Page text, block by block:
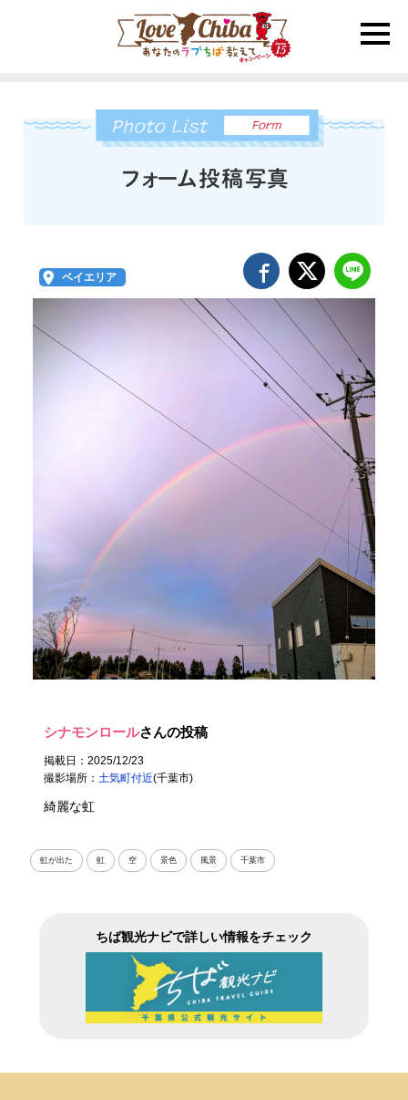
toggle
ベイエリア
シナモンロールさんの投稿
掲載日：2025/12/23
撮影場所： 土気町付近(千葉市)
綺麗な虹
虹が出た 虹 空 景色 風景 千葉市
ちば観光ナビで詳しい情報をチェック